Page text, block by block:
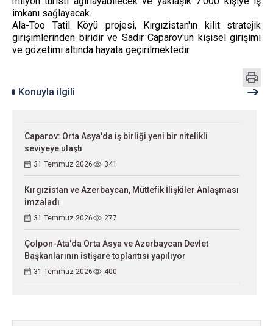
imkanı sağlayacak.
Ala-Too Tatil Köyü projesi, Kırgızistan'ın kilit stratejik
girişimlerinden biridir ve Sadır Caparov'un kişisel girişimi
ve gözetimi altında hayata geçirilmektedir.
Konuyla ilgili
Caparov: Orta Asya'da iş birliği yeni bir nitelikli
seviyeye ulaştı
31 Temmuz 2026 341
Kırgızistan ve Azerbaycan, Müttefik İlişkiler Anlaşması
imzaladı
31 Temmuz 2026 277
Çolpon-Ata'da Orta Asya ve Azerbaycan Devlet
Başkanlarının istişare toplantısı yapılıyor
31 Temmuz 2026 400